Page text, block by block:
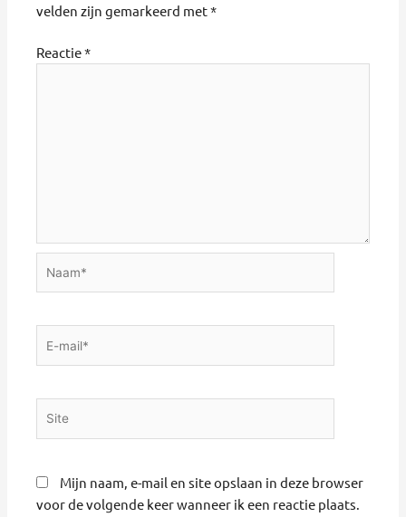
velden zijn gemarkeerd met*
Reactie*
Mijn naam, e-mail en site opslaan in deze browser
voor de volgende keer wanneer ik een reactie plaats.